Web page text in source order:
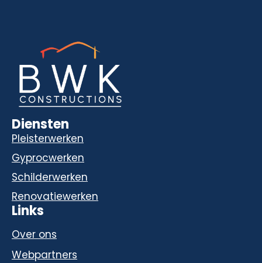
Diensten
Pleisterwerken
Gyprocwerken
Schilderwerken
Renovatiewerken
Links
Over ons
Webpartners